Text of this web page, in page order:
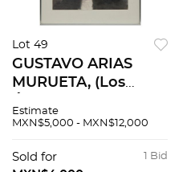
Lot 49
GUSTAVO ARIAS
MURUETA, (Los
1927 - Ciudad de
sobre papel. Firmada
Estimate
MXN$5,000 - MXN$12,000
1 Bid
Sold for